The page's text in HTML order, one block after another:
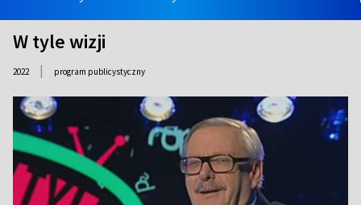
W tyle wizji
2022 | program publicystyczny